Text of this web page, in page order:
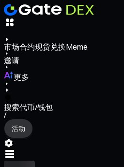
市场合约现货兑换Meme
邀请
更多
搜索代币/钱包
/
活动